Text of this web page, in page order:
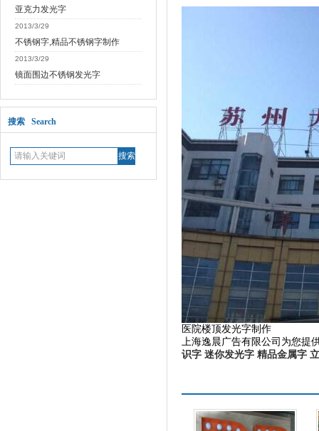
亚克力发光字
2013/3/29
不锈钢字,精品不锈钢字制作
2013/3/29
镜面围边不锈钢发光字
搜索 Search
医院楼顶发光字制作
上海逸晨广告有限公司为您提
识字 迷你发光字 精品金属字